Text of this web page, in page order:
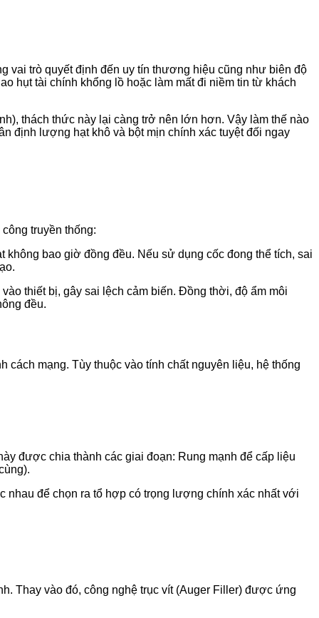
vai trò quyết định đến uy tín thương hiệu cũng như biên độ
hụt tài chính khổng lồ hoặc làm mất đi niềm tin từ khách
thách thức này lại càng trở nên lớn hơn. Vậy làm thế nào
định lượng hạt khô và bột mịn chính xác tuyệt đối ngay
truyền thống:
bao giờ đồng đều. Nếu sử dụng cốc đong thể tích, sai
thiết bị, gây sai lệch cảm biến. Đồng thời, độ ẩm môi
đều.
mạng. Tùy thuộc vào tính chất nguyên liệu, hệ thống
được chia thành các giai đoạn: Rung mạnh để cấp liệu
để chọn ra tổ hợp có trọng lượng chính xác nhất với
Thay vào đó, công nghệ trục vít (Auger Filler) được ứng